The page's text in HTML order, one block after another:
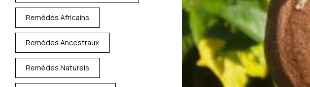
Remèdes Africains
Remèdes Ancestraux
Remèdes Naturels